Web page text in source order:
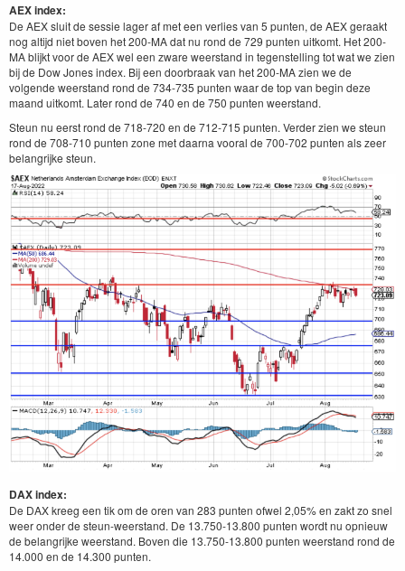
AEX index:
De AEX sluit de sessie lager af met een verlies van 5 punten, de AEX geraakt
nog altijd niet boven het 200-MA dat nu rond de 729 punten uitkomt. Het 200-
MA blijkt voor de AEX wel een zware weerstand in tegenstelling tot wat we zien
bij de Dow Jones index. Bij een doorbraak van het 200-MA zien we de
volgende weerstand rond de 734-735 punten waar de top van begin deze
maand uitkomt. Later rond de 740 en de 750 punten weerstand.
Steun nu eerst rond de 718-720 en de 712-715 punten. Verder zien we steun
rond de 708-710 punten zone met daarna vooral de 700-702 punten als zeer
belangrijke steun.
DAX index:
De DAX kreeg een tik om de oren van 283 punten ofwel 2,05% en zakt zo snel
weer onder de steun-weerstand. De 13.750-13.800 punten wordt nu opnieuw
de belangrijke weerstand. Boven die 13.750-13.800 punten weerstand rond de
14.000 en de 14.300 punten.